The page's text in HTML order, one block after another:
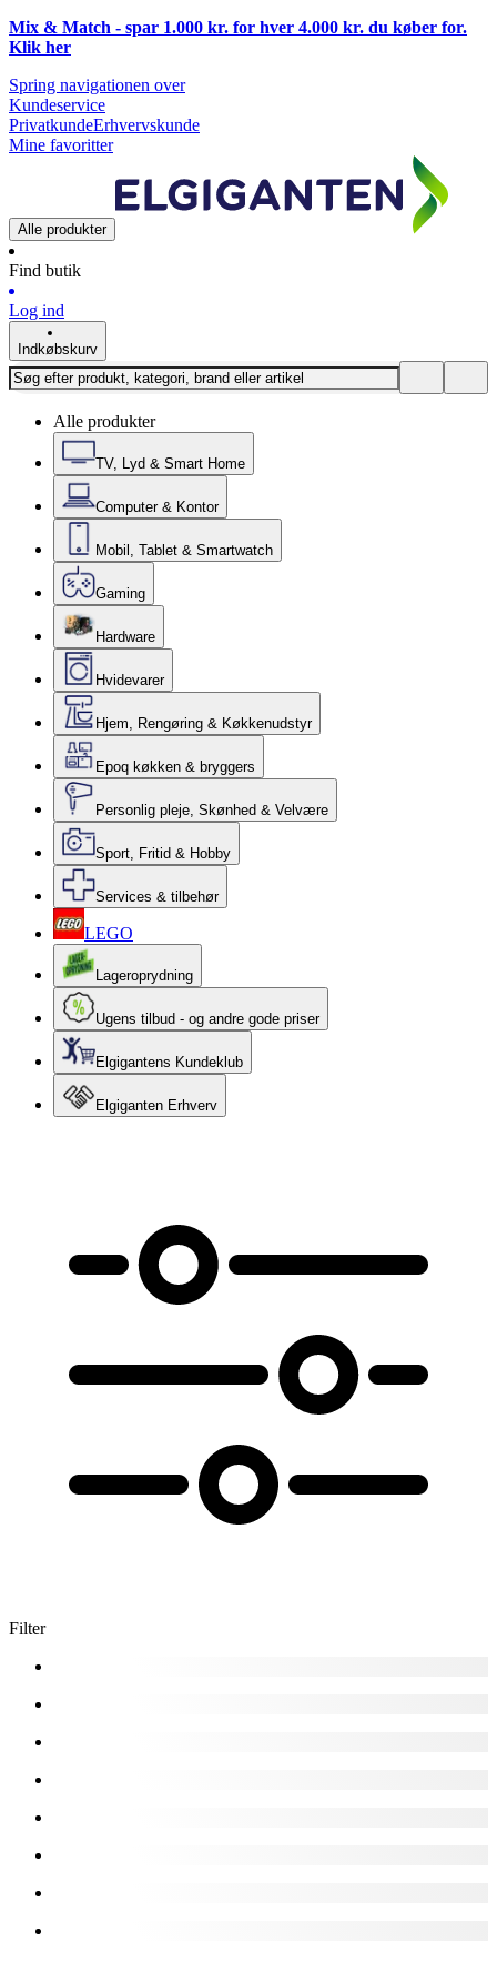
Mix & Match - spar 1.000 kr. for hver 4.000 kr. du køber for.
Klik her
Spring navigationen over
Kundeservice
PrivatkundeErhvervskunde
Mine favoritter
Alle produkter
Find butik
Log ind
Indkøbskurv
Alle produkter
TV, Lyd & Smart Home
Computer & Kontor
Mobil, Tablet & Smartwatch
Gaming
Hardware
Hvidevarer
Hjem, Rengøring & Køkkenudstyr
Epoq køkken & bryggers
Personlig pleje, Skønhed & Velvære
Sport, Fritid & Hobby
Services & tilbehør
LEGO
Lageroprydning
Ugens tilbud - og andre gode priser
Elgigantens Kundeklub
Elgiganten Erhverv
Filter